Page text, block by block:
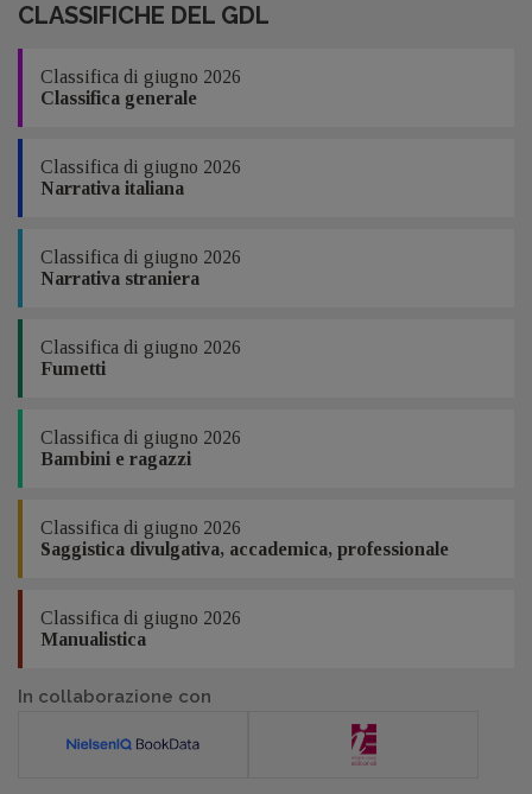
CLASSIFICHE DEL GDL
Classifica di giugno 2026
Classifica generale
Classifica di giugno 2026
Narrativa italiana
Classifica di giugno 2026
Narrativa straniera
Classifica di giugno 2026
Fumetti
Classifica di giugno 2026
Bambini e ragazzi
Classifica di giugno 2026
Saggistica divulgativa, accademica, professionale
Classifica di giugno 2026
Manualistica
In collaborazione con